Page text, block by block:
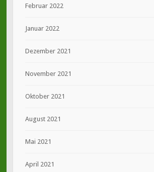
Februar 2022
Januar 2022
Dezember 2021
November 2021
Oktober 2021
August 2021
Mai 2021
April 2021